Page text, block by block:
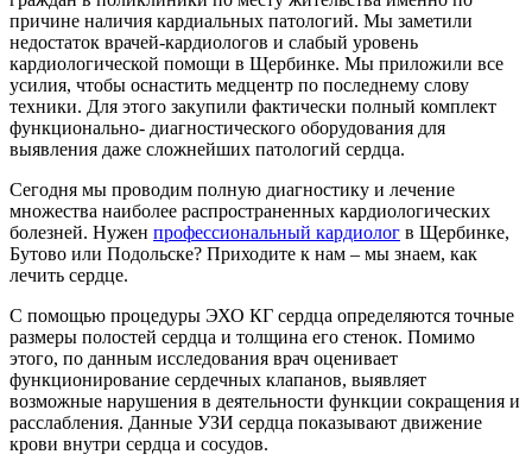
причине наличия кардиальных патологий. Мы заметили
недостаток врачей-кардиологов и слабый уровень
кардиологической помощи в Щербинке. Мы приложили все
усилия, чтобы оснастить медцентр по последнему слову
техники. Для этого закупили фактически полный комплект
функционально- диагностического оборудования для
выявления даже сложнейших патологий сердца.
Сегодня мы проводим полную диагностику и лечение
множества наиболее распространенных кардиологических
болезней. Нужен профессиональный кардиолог в Щербинке,
Бутово или Подольске? Приходите к нам – мы знаем, как
лечить сердце.
С помощью процедуры ЭХО КГ сердца определяются точные
размеры полостей сердца и толщина его стенок. Помимо
этого, по данным исследования врач оценивает
функционирование сердечных клапанов, выявляет
возможные нарушения в деятельности функции сокращения и
расслабления. Данные УЗИ сердца показывают движение
крови внутри сердца и сосудов.